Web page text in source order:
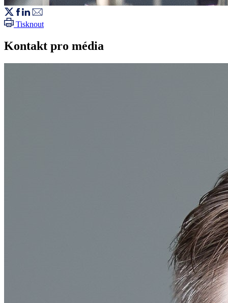
Tisknout
Kontakt pro média